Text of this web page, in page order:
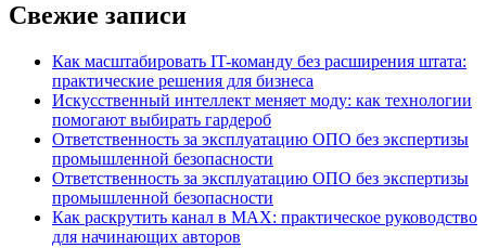
Свежие записи
Как масштабировать IT-команду без расширения штата:
практические решения для бизнеса
Искусственный интеллект меняет моду: как технологии
помогают выбирать гардероб
Ответственность за эксплуатацию ОПО без экспертизы
промышленной безопасности
Ответственность за эксплуатацию ОПО без экспертизы
промышленной безопасности
Как раскрутить канал в MAX: практическое руководство
для начинающих авторов